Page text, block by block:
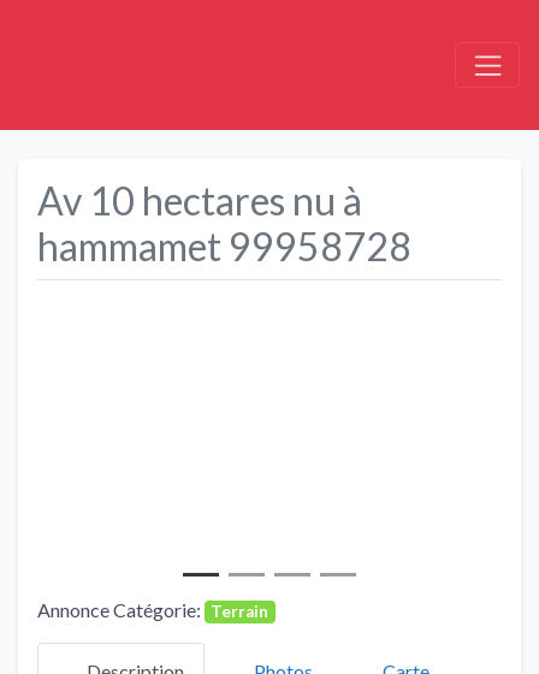
Av 10 hectares nu à
hammamet 99958728
Annonce Catégorie: Terrain